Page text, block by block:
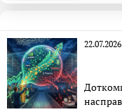
22.07.2026